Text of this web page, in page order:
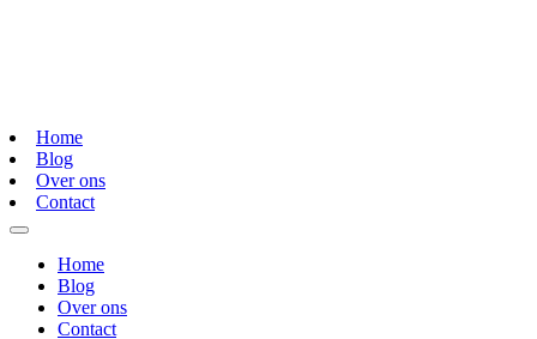
Home
Blog
Over ons
Contact
Home
Blog
Over ons
Contact